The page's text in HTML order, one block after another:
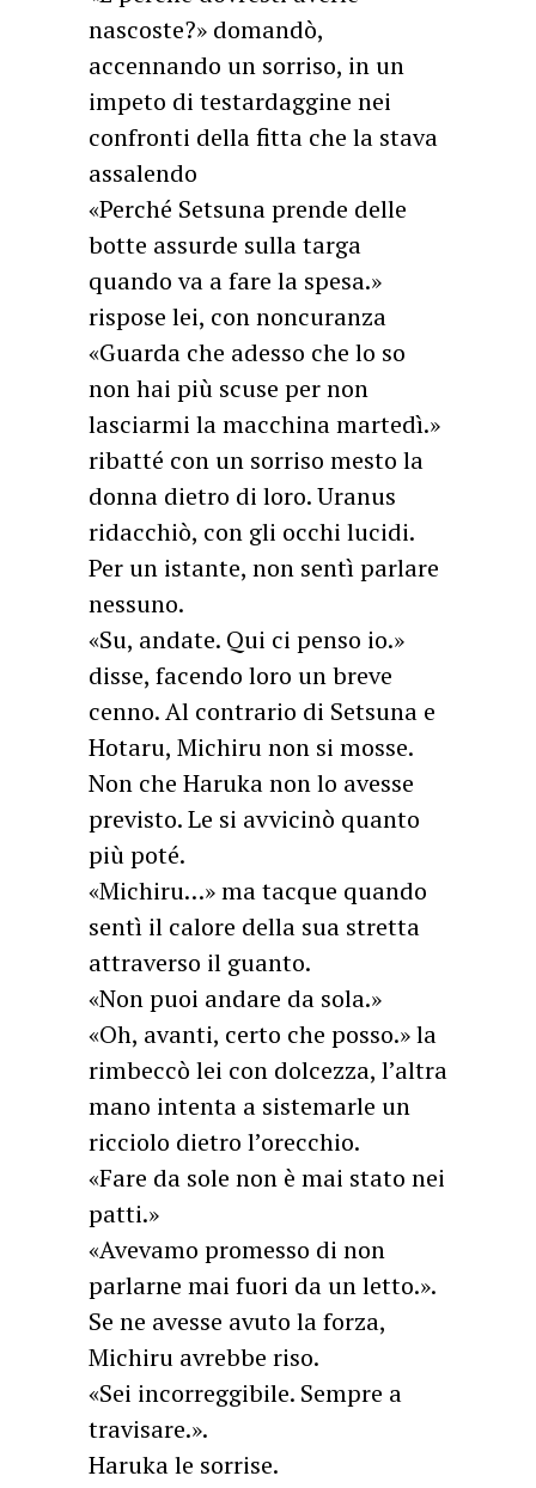
nascoste?» domandò,
accennando un sorriso, in un
impeto di testardaggine nei
confronti della fitta che la stava
assalendo
«Perché Setsuna prende delle
botte assurde sulla targa
quando va a fare la spesa.»
rispose lei, con noncuranza
«Guarda che adesso che lo so
non hai più scuse per non
lasciarmi la macchina martedì.»
ribatté con un sorriso mesto la
donna dietro di loro. Uranus
ridacchiò, con gli occhi lucidi.
Per un istante, non sentì parlare
nessuno.
«Su, andate. Qui ci penso io.»
disse, facendo loro un breve
cenno. Al contrario di Setsuna e
Hotaru, Michiru non si mosse.
Non che Haruka non lo avesse
previsto. Le si avvicinò quanto
più poté.
«Michiru…» ma tacque quando
sentì il calore della sua stretta
attraverso il guanto.
«Non puoi andare da sola.»
«Oh, avanti, certo che posso.» la
rimbeccò lei con dolcezza, l’altra
mano intenta a sistemarle un
ricciolo dietro l’orecchio.
«Fare da sole non è mai stato nei
patti.»
«Avevamo promesso di non
parlarne mai fuori da un letto.».
Se ne avesse avuto la forza,
Michiru avrebbe riso.
«Sei incorreggibile. Sempre a
travisare.».
Haruka le sorrise.